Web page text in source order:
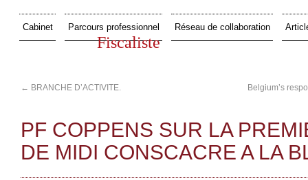
Fiscaliste
Cabinet Parcours professionnel Réseau de collaboration
← BRANCHE D’ACTIVITE. Belgium’s
PF COPPENS SUR LA
DE MIDI CONSCACRE A LA